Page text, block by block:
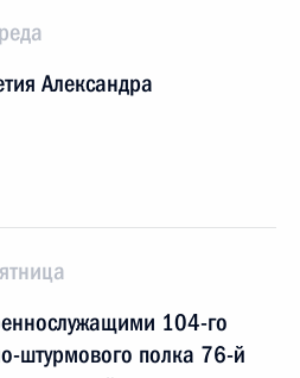
Александра
104-го
штурмового полка 76-й